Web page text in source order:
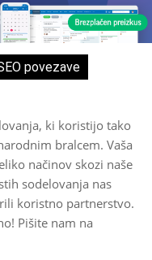
povezave
ki koristijo tako
bralcem. Vaša
načinov skozi naše
sodelovanja nas
koristno partnerstvo.
Pišite nam na